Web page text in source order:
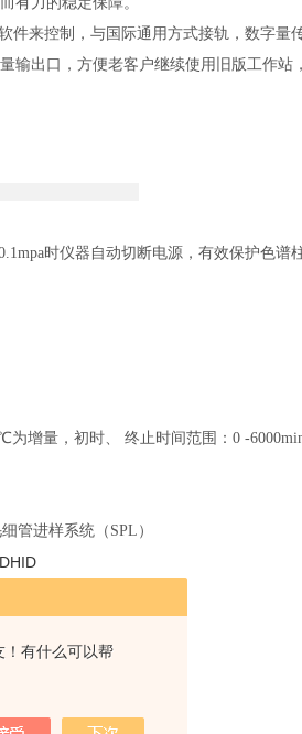
！有什么可以帮
件来控制，与国际通用方式接轨，数字量
输出口，方便老客户继续使用旧版工作站
时仪器自动切断电源，有效保护色谱
增量，初时、 终止时间范围：0 -
管进样系统（SPL）
装置等